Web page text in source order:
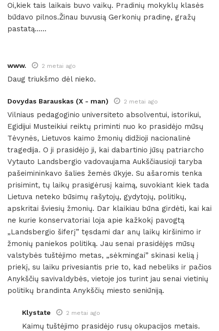
Oi,kiek tais laikais buvo vaikų. Pradinių mokyklų klasės
būdavo pilnos.Žinau buvusią Gerkonių pradinę, gražų
pastatą……
www. 2 metai ago
Daug triukšmo dėl nieko.
Dovydas Barauskas (X - man) 2 metai ago
Vilniaus pedagoginio universiteto absolventui, istorikui,
Egidijui Musteikiui reiktų priminti nuo ko prasidėjo mūsų
Tėvynės, Lietuvos kaimo žmonių didžioji nacionalinė
tragedija. O ji prasidėjo ji, kai dabartinio jūsų patriarcho
Vytauto Landsbergio vadovaujama Aukščiausioji taryba
pašeimininkavo šalies žemės ūkyje. Su ašaromis tenka
prisimint, tų laikų prasigėrusį kaimą, suvokiant kiek tada
Lietuva neteko būsimų rašytojų, gydytojų, politikų,
apskritai šviesių žmonių. Dar klaikiau būna girdėti, kai kai
ne kurie konservatoriai loja apie kažkokį pavogtą
„Landsbergio šiferį” tęsdami dar anų laikų kiršinimo ir
žmonių paniekos politiką. Jau senai prasidėjęs mūsų
valstybės tuštėjimo metas, „sėkmingai” skinasi kelią į
priekį, su laiku privesiantis prie to, kad nebeliks ir pačios
Anykščių savivaldybės, vietoje jos turint jau senai vietinių
politikų brandinta Anykščių miesto seniūniją.
Klystate 2 metai ago
Kaimų tuštėjimo prasidėjo rusų okupacijos metais.